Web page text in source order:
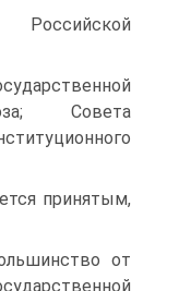
Российской
Совета
принятым,
от